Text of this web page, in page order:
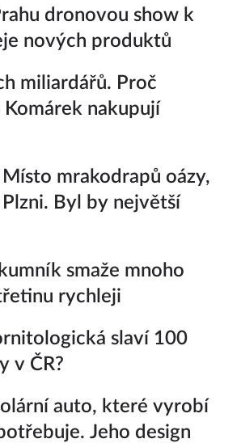
dronovou show k
nových produktů
miliardářů. Proč
nakupují
mrakodrapů oázy,
Byl by největší
smaže mnoho
rychleji
slaví 100
v ČR?
auto, které vyrobí
Jeho design